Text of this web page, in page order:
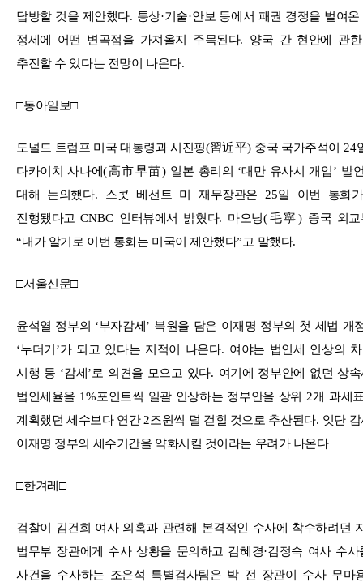
답방할 것을 제안했다. 통상·기술·안보 등에서 패권 경쟁을 벌여온
정세에 어떤 변곡점을 가져올지 주목된다. 양국 간 현안에 관
추진할 수 있다는 전망이 나온다.
□동아일보□
도널드 트럼프 미국 대통령과 시진핑(習近平) 중국 국가주석이 24
다카이치 사나에(高市早苗) 일본 총리의 ‘대만 유사시 개입’ 발
대해 논의했다. 스콧 베선트 미 재무장관은 25일 이번 통화
진행됐다고CNBC 인터뷰에서 밝혔다. 마오닝(毛寧) 중국 외
“내가 알기로 이번 통화는 미국이 제안했다”고 말했다.
□서울신문□
윤석열 정부의 ‘부자감세 ’ 복원을 담은 이재명 정부의 첫 세법 개
‘누더기 ’가 되고 있다는 지적이 나온다. 여야는 법인세 인상의
시행 등 ‘감세 ’로 의견을 모으고 있다. 여기에 정부안에 없던 상
법인세율을 1%포인트씩 일괄 인상하는 정부안을 상위 2개 과세
계획했던 세수보다 연간 2조원씩 덜 걷힐 것으로 추산된다. 잇단
이재명 정부의 세수기간을 약화시킬 것이라는 우려가 나온다
□한겨레 □
검찰이 김건희 여사 의혹과 관련해 본격적인 수사에 착수하려던
법무부 장관에게 수사 상황을 문의하고 김혜경·김정숙 여사 수
사건을 수사하는 조은석 특별검사팀은 박 전 장관이 수사 무